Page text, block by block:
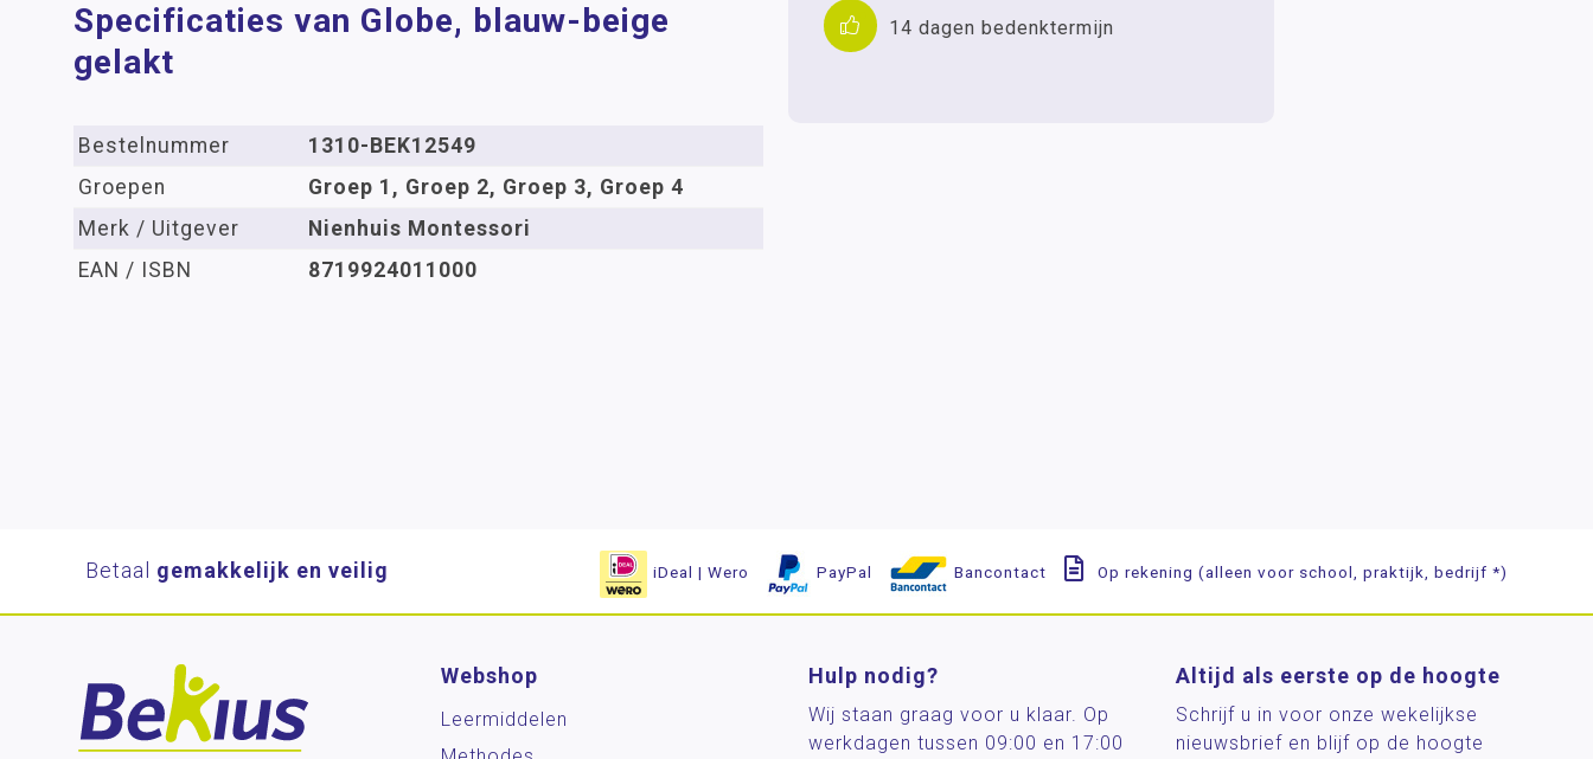
14 dagen bedenktermijn
Specificaties van Globe, blauw-beige
gelakt
Bestelnummer
1310-BEK12549
Groepen
Groep 1, Groep 2, Groep 3, Groep 4
Merk / Uitgever
Nienhuis Montessori
EAN / ISBN
8719924011000
Betaal gemakkelijk en veilig iDeal | Wero PayPal Bancontact Op rekening (alleen voor school, praktijk, bedrijf *)
Webshop
Leermiddelen
Hulp nodig?
Wij staan graag voor u klaar. Op
werkdagen tussen 09:00 en 17:00
Altijd als eerste op de hoogte
Schrijf u in voor onze wekelijkse
nieuwsbrief en blijf op de hoogte